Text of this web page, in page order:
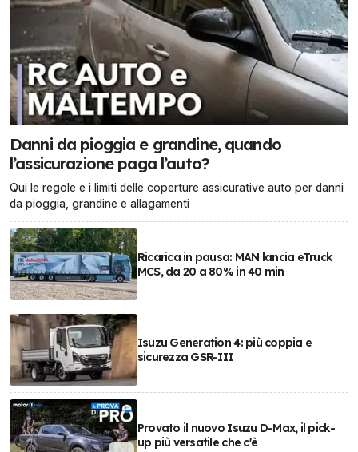
Danni da pioggia e grandine, quando
l’assicurazione paga l’auto?
Qui le regole e i limiti delle coperture assicurative auto per danni
da pioggia, grandine e allagamenti
Ricarica in pausa: MAN lancia eTruck
MCS, da 20 a 80% in 40 min
Isuzu Generation 4: più coppia e
sicurezza GSR-III
Provato il nuovo Isuzu D-Max, il pick-
up più versatile che c'è